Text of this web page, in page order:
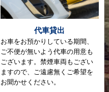
代車貸出
お車をお預かりしている期間、
ご不便が無いよう代車の用意も
ございます。禁煙車両もござい
ますので、ご遠慮無くご希望を
お聞かせください。